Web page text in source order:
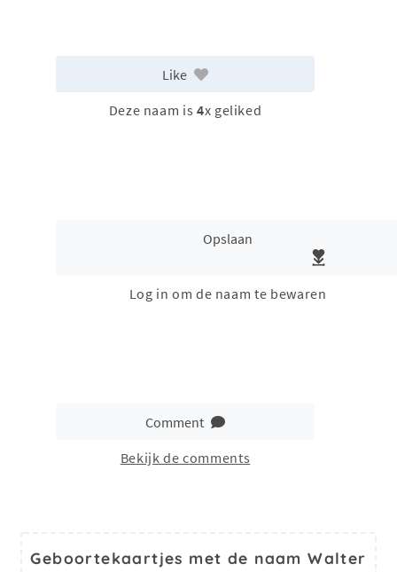
Like
Deze naam is 4x geliked
Opslaan
Log in om de naam te bewaren
Comment
Bekijk de comments
Geboortekaartjes met de naam Walter